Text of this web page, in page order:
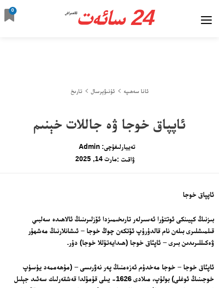
24 سائەت ئالدىراش
0
ئانا سەھىپە ئۇنىۋېرسال تارىخ
ئاپپاق خوجا ۋە جاللات خېنىم
تەييارلىغۇچى: Admin
ۋاقىت :مارت 14, 2025
ئاپپاق خوجا
بىزنىڭ كېيىنكى ئوتتۇرا ئەسىرلەر تارىخىمىزدا ئۆزلىرىنىڭ ئالاھىدە سەلبىي
قىلمىشلىرى بىلەن نام قالدۇرۇپ ئۆتكەن چوڭ خوجا – ئىشانلارنىڭ مەشھۇر
ۋەكىللىرىدىن بىرى – ئاپئاق خوجا (ھىدايەتۇللا خوجا) دۇر.
ئاپئاق خوجا – خوجا مەخدۇم ئەزەمنىڭ پەر نەۋرىسى – (مۇھەممەد يۈسۈپ
خوجىنىڭ ئوغلى) بولۇپ، مىلادى 1626- يىلى قۇمۇلدا قەشقەرلىك سەئىد جېلىل